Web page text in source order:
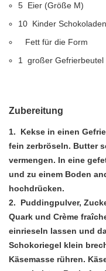
5 Eier (Größe M)
10 Kinder
Fett für die Form
1
großer Gefrierbeutel
Zubereitung
1. Kekse in einen
fein zerbröseln. Butter
vermengen. In eine
und zu einem Boden
hochdrücken.
2. Puddingpulver,
Quark und Crème
einrieseln lassen und
Schokoriegel klein
Käsemasse rühren.